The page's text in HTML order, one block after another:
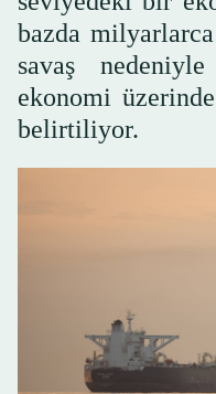
bazda
savaş
ekonomi üzerinde
belirtiliyor.